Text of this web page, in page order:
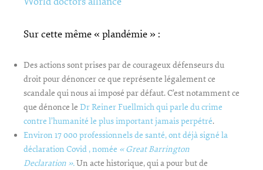
Sur cette même « plandémie » :
Des actions sont prises par de courageux défenseurs du
droit pour dénoncer ce que représente légalement ce
scandale qui nous ai imposé par défaut. C’est notamment ce
que dénonce le Dr Reiner Fuellmich qui parle du crime
contre l’humanité le plus important jamais perpétré.
Environ 17 000 professionnels de santé, ont déjà signé la
déclaration Covid , nomée « Great Barrington
Declaration ».Un acte historique, qui a pour but de